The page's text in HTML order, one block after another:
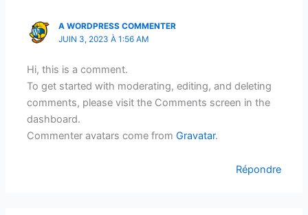
A WORDPRESS COMMENTER
JUIN 3, 2023 À 1:56 AM
Hi, this is a comment.
To get started with moderating, editing, and deleting
comments, please visit the Comments screen in the
dashboard.
Commenter avatars come fromGravatar.
Répondre